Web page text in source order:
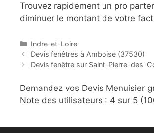
Trouvez rapidement un pro
diminuer le montant de votre
C
a
t
g
o
r
e
Indre-et-Loire
P
o
t
n
a
i
Devis fenêtres à Amboise (37530)
Devis fenêtre sur Saint-Pierre-des-
Demandez vos Devis Menuisier
Note des utilisateurs : 4 sur 5 (